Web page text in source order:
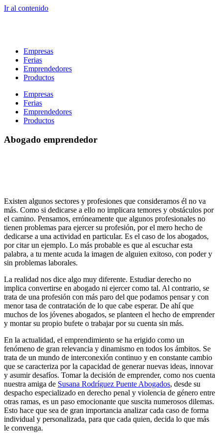
Ir al contenido
Empresas
Ferias
Emprendedores
Productos
Empresas
Ferias
Emprendedores
Productos
Abogado emprendedor
Existen algunos sectores y profesiones que consideramos él no va
más. Como si dedicarse a ello no implicara temores y obstáculos por
el camino. Pensamos, erróneamente que algunos profesionales no
tienen problemas para ejercer su profesión, por el mero hecho de
dedicarse a una actividad en particular. Es el caso de los abogados,
por citar un ejemplo. Lo más probable es que al escuchar esta
palabra, a tu mente acuda la imagen de alguien exitoso, con poder y
sin problemas laborales.
La realidad nos dice algo muy diferente. Estudiar derecho no
implica convertirse en abogado ni ejercer como tal. Al contrario, se
trata de una profesión con más paro del que podamos pensar y con
menor tasa de contratación de lo que cabe esperar. De ahí que
muchos de los jóvenes abogados, se planteen el hecho de emprender
y montar su propio bufete o trabajar por su cuenta sin más.
En la actualidad, el emprendimiento se ha erigido como un
fenómeno de gran relevancia y dinamismo en todos los ámbitos. Se
trata de un mundo de interconexión continuo y en constante cambio
que se caracteriza por la capacidad de generar nuevas ideas, innovar
y asumir desafíos. Tomar la decisión de emprender, como nos cuenta
nuestra amiga de Susana Rodríguez Puente Abogados, desde su
despacho especializado en derecho penal y violencia de género entre
otras ramas, es un paso emocionante que suscita numerosos dilemas.
Esto hace que sea de gran importancia analizar cada caso de forma
individual y personalizada, para que cada quien, decida lo que más
le convenga.